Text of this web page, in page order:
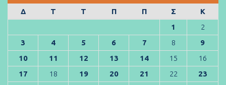
Δ
Τ Τ Π Π Σ
Κ
1
2
3
4 5 6 7 8
9
10
11 12 13 14 15
16
17
18 19 20 21 22
23